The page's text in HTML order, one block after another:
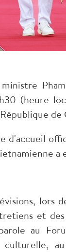
(heure
de
d'accueil
a
lors
et
au
culturelle,